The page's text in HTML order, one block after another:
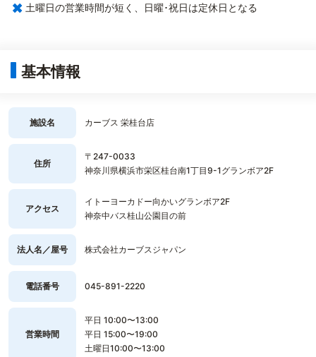
× 土曜日の営業時間が短く、日曜･祝日は定休日となる
基本情報
施設名 カーブス 栄桂台店
住所
〒247-0033
神奈川県横浜市栄区桂台南1丁目9-1グランボア2F
アクセス
イトーヨーカドー向かいグランボア2F
神奈中バス桂山公園目の前
法人名／屋号 株式会社カーブスジャパン
電話番号 045-891-2220
営業時間
平日 10:00〜13:00
平日 15:00〜19:00
土曜日10:00〜13:00